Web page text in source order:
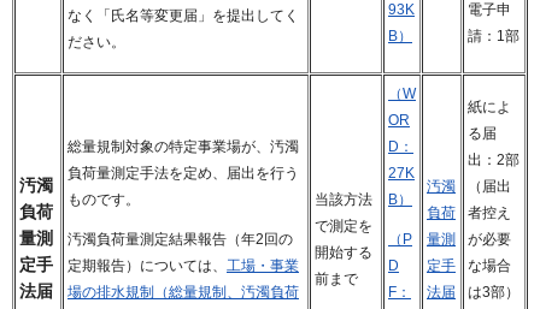
なく「氏名等変更届」を提出してく
ださい。
93K
B）
電子申
請：1部
汚濁
負荷
量測
定手
法届
総量規制対象の特定事業場が、汚濁
負荷量測定手法を定め、届出を行う
ものです。
汚濁負荷量測定結果報告（年2回の
定期報告）については、 工場・事業
場の排水規制（総量規制、汚濁負荷
当該方法
で測定を
開始する
前まで
（W
OR
D：
27K
B）
（P
D
F：
汚濁
負荷
量測
定手
法届
紙によ
る届
出：2部
（届出
者控え
が必要
な場合
は3部）